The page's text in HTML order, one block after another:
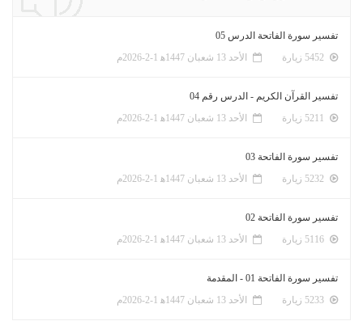
تفسير سورة الفاتحة الدرس 05
الأحد 13 شعبان 1447ﻫ 1-2-2026م
تفسير القرآن الكريم - الدرس رقم 04
الأحد 13 شعبان 1447ﻫ 1-2-2026م
تفسير سورة الفاتحة 03
الأحد 13 شعبان 1447ﻫ 1-2-2026م
تفسير سورة الفاتحة 02
الأحد 13 شعبان 1447ﻫ 1-2-2026م
تفسير سورة الفاتحة 01 - المقدمة
الأحد 13 شعبان 1447ﻫ 1-2-2026م